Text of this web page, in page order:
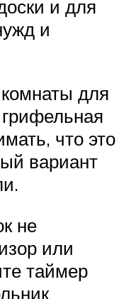
и для
и
для
что это
вариант
не
или
таймер